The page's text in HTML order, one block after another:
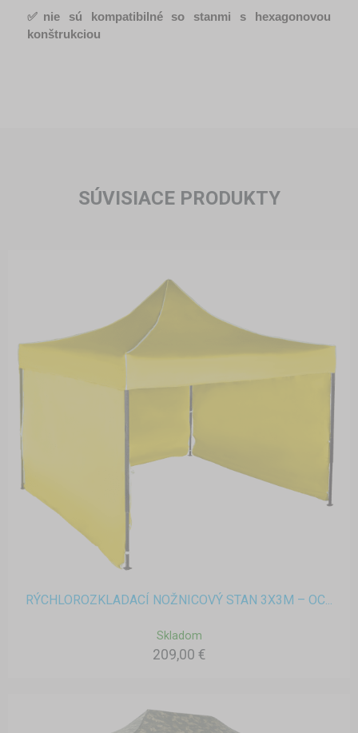
✅nie sú kompatibilné so stanmi s hexagonovou
konštrukciou
SÚVISIACE PRODUKTY
RÝCHLOROZKLADACÍ NOŽNICOVÝ STAN 3X3M – OC...
Skladom
209,00 €